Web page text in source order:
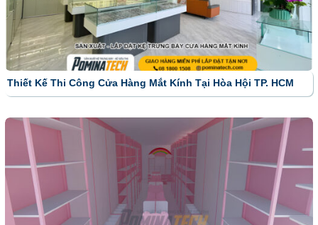
Thiết Kế Thi Công Cửa Hàng Mắt Kính Tại Hòa Hội TP. HCM